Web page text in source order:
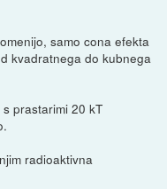
samo cona efekta
kvadratnega do kubnega
prastarimi 20 kT
radioaktivna